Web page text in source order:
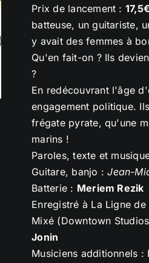
Prix de lancement :
batteuse, un guitariste,
y avait des femmes à
Qu'en fait-on ? Ils
?
En redécouvrant l'âge
engagement politique.
frégate pyrate, qu'une
marins !
Paroles, texte et
Guitare, banjo :Jean-
Batterie : Meriem Rezik
Enregistré à La Ligne
Mixé (Downtown
Jonin
Musiciens additionnels :